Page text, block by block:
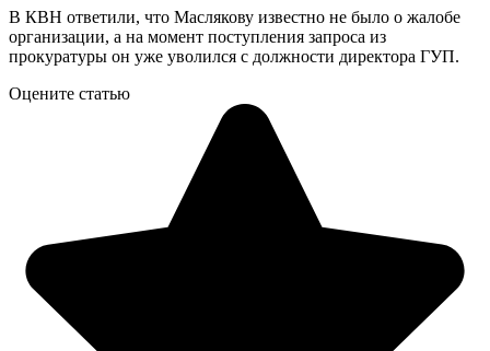
В КВН ответили, что Маслякову известно не было о жалобе
организации, а на момент поступления запроса из
прокуратуры он уже уволился с должности директора ГУП.
Оцените статью